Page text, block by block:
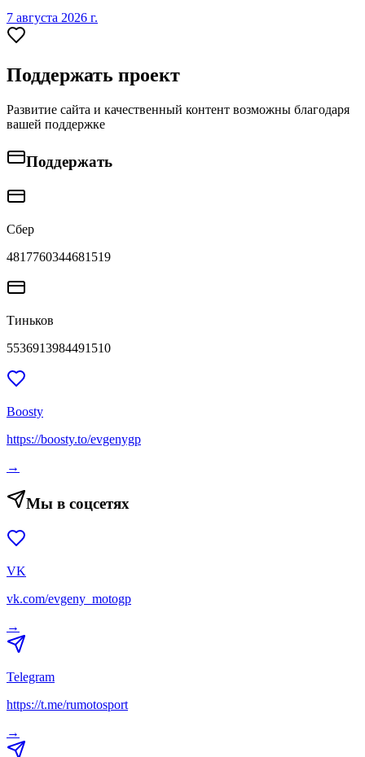
7 августа 2026 г.
Поддержать проект
Развитие сайта и качественный контент возможны благодаря
вашей поддержке
Поддержать
Сбер
4817760344681519
Тиньков
5536913984491510
Boosty
https://boosty.to/evgenygp
→
Мы в соцсетях
VK
vk.com/evgeny_motogp
→
Telegram
https://t.me/rumotosport
→